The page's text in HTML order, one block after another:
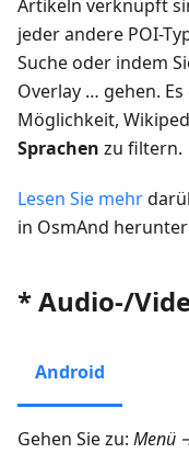
Artikeln verknüpft
jeder andere POI-
Suche oder indem
Overlay … gehen.
Möglichkeit,
Sprachen zu filtern.
Lesen Sie mehr
in OsmAnd
* Audio-/
Android
Gehen Sie zu: Menü